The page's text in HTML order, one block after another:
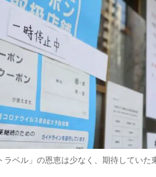
ラベル」の恩恵は少なく、期待してい